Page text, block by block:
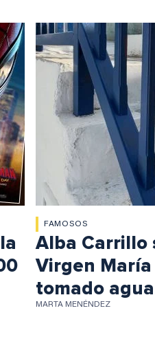
FAMOSOS
Alba Carrillo
Virgen
tomado
MARTA MENÉNDEZ